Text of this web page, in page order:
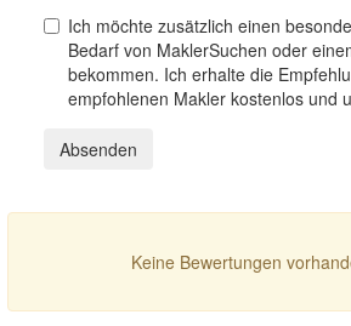
Ich möchte zusätzlich einen
Bedarf von MaklerSuchen oder
bekommen. Ich erhalte die
empfohlenen Makler kostenlos und
Absenden
Keine Bewertungen